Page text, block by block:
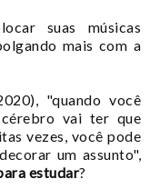
suas músicas
mais com a
"quando você
vai ter que
vezes, você pode
um assunto",
estudar?